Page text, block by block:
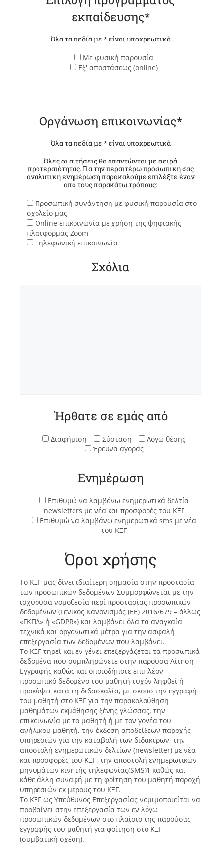
εκπαίδευσης*
Όλα τα πεδία με * είναι υποχρεωτικά
Με φυσική παρουσία
Εξ' αποστάσεως (online)
Οργάνωση επικοινωνίας*
Όλα τα πεδία με * είναι υποχρεωτικά
Όλες οι αιτήσεις θα απαντώνται με σειρά
προτεραιότητας. Για την περαιτέρω προσωπική σας
αναλυτική ενημέρωση παρακαλούμε επιλέξτε έναν
από τους παρακάτω τρόπους:
Προσωπική συνάντηση με φυσική παρουσία στο
σχολείο μας
Online επικοινωνία με χρήση της ψηφιακής
πλατφόρμας Zoom
Τηλεφωνική επικοινωνία
Σχόλια
Ήρθατε σε εμάς από
Διαφήμιση Σύσταση
Λόγω θέσης
Έρευνα αγοράς
Ενημέρωση
Επιθυμώ να λαμβάνω ενημερωτικά δελτία
newsletters με νέα και προσφορές του ΚΞΓ
Επιθυμώ να λαμβάνω ενημερωτικά sms με νέα
του ΚΞΓ
Όροι χρήσης
Το ΚΞΓ μας δίνει ιδιαίτερη σημασία στην προστασία
των προσωπικών δεδομένων Συμμορφώνεται με την
ισχύουσα νομοθεσία περί προστασίας προσωπικών
δεδομένων (Γενικός Κανονισμός (ΕΕ) 2016/679 – άλλως
«ΓΚΠΔ» ή «GDPR») και λαμβάνει όλα τα αναγκαία
τεχνικά και οργανωτικά μέτρα για την ασφαλή
επεξεργασία των δεδομένων που λαμβάνει.
Το ΚΞΓ τηρεί και εν γένει επεξεργάζεται τα προσωπικά
δεδομένα που συμπληρώνετε στην παρούσα Αίτηση
Εγγραφής καθώς και οποιοδήποτε επιπλέον
προσωπικό δεδομένο του μαθητή τυχόν ληφθεί ή
προκύψει κατά τη διδασκαλία, με σκοπό την εγγραφή
του μαθητή στο ΚΞΓ για την παρακολούθηση
μαθημάτων εκμάθησης ξένης γλώσσας, την
επικοινωνία με το μαθητή ή με τον γονέα του
ανήλικου μαθητή, την έκδοση αποδείξεων παροχής
υπηρεσιών για την καταβολή των διδάκτρων, την
αποστολή ενημερωτικών δελτίων (newsletter) με νέα
και προσφορές του ΚΞΓ, την αποστολή ενημερωτικών
μηνυμάτων κινητής τηλεφωνίας(SMS)1 καθώς και
κάθε άλλη συναφή με τη φοίτηση του μαθητή παροχή
υπηρεσιών εκ μέρους του ΚΞΓ.
Το ΚΞΓ ως Υπεύθυνος Επεξεργασίας νομιμοποιείται να
προβαίνει στην επεξεργασία των εν λόγω
προσωπικών δεδομένων στο πλαίσιο της παρούσας
εγγραφής του μαθητή για φοίτηση στο ΚΞΓ
(συμβατική σχέση).